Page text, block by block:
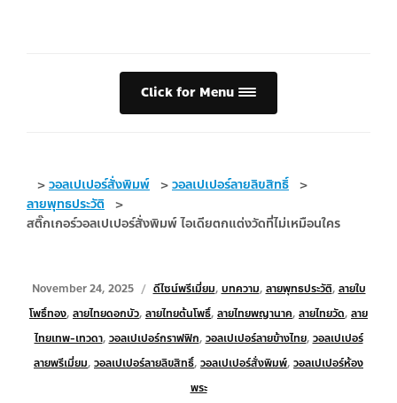
Click for Menu
>วอลเปเปอร์สั่งพิมพ์ >วอลเปเปอร์ลายลิขสิทธิ์ >
ลายพุทธประวัติ
>
สติ๊กเกอร์วอลเปเปอร์สั่งพิมพ์ ไอเดียตกแต่งวัดที่ไม่เหมือนใคร
November 24, 2025 ดีไซน์พรีเมี่ยม, บทความ, ลายพุทธประวัติ, ลายใบ
โพธิ์ทอง, ลายไทยดอกบัว, ลายไทยต้นโพธิ์, ลายไทยพญานาค, ลายไทยวัด, ลาย
ไทยเทพ-เทวดา, วอลเปเปอร์กราฟฟิก, วอลเปเปอร์ลายข้างไทย, วอลเปเปอร์
ลายพรีเมี่ยม, วอลเปเปอร์ลายลิขสิทธิ์, วอลเปเปอร์สั่งพิมพ์, วอลเปเปอร์ห้อง
พระ